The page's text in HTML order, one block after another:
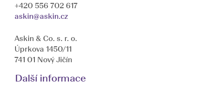
+420 556 702 617
askin@askin.cz
Askin & Co. s. r. o.
Úprkova 1450/11
741 01 Nový Jičín
Další informace